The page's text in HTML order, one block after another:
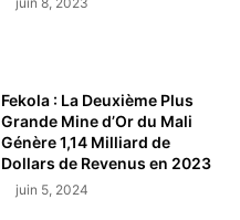
Fekola : La Deuxième Plus
Grande Mine d’Or du Mali
Génère 1,14 Milliard de
Dollars de Revenus en 2023
juin 5, 2024